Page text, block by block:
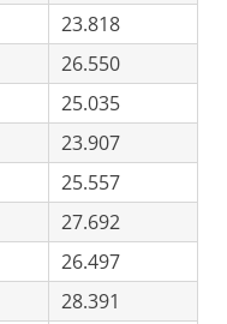
23.818
26.550
25.035
23.907
25.557
27.692
26.497
28.391